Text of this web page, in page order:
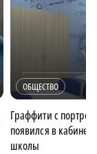
ОБЩЕСТВО
Граффити с
появился в
школы